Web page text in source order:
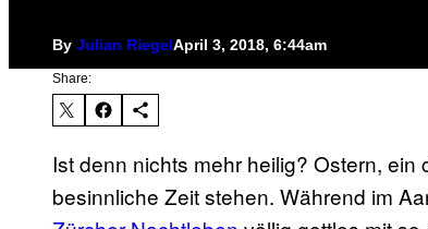
By Julian RiegelApril 3, 2018, 6:44am
Share:
Ist denn nichts mehr heilig? Ostern,
besinnliche Zeit stehen. Während im